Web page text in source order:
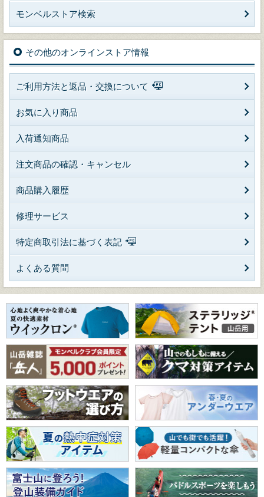
モンベルストア検索
その他のオンラインストア情報
ご利用方法と返品・交換について
お気に入り商品
入荷通知商品
注文商品の確認・キャンセル
商品購入履歴
修理サービス
特定商取引法に基づく表記
よくある質問